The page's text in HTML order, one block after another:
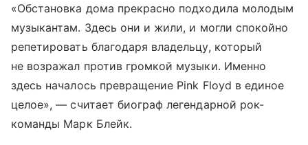
«Обстановка дома прекрасно подходила молодым
музыкантам. Здесь они и жили, и могли спокойно
репетировать благодаря владельцу, который
не возражал против громкой музыки. Именно
здесь началось превращение Pink Floyd в единое
целое», — считает биограф легендарной рок-
команды Марк Блейк.